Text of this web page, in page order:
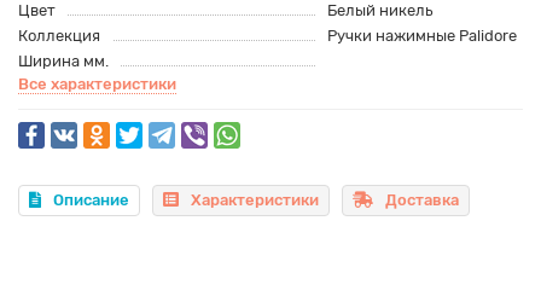
Цвет
Белый никель
Коллекция
Ручки нажимные Palidore
Ширина мм.
Все характеристики
Описание Характеристики Доставка